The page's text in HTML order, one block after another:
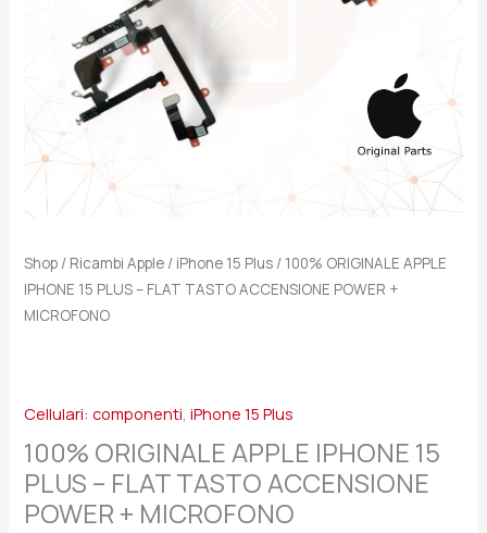
Shop / Ricambi Apple / iPhone 15 Plus / 100% ORIGINALE APPLE
IPHONE 15 PLUS – FLAT TASTO ACCENSIONE POWER +
MICROFONO
Cellulari: componenti,iPhone 15 Plus
100% ORIGINALE APPLE IPHONE 15
PLUS – FLAT TASTO ACCENSIONE
POWER + MICROFONO
ACCENSIONE
POWER
MICROFONO
quantità